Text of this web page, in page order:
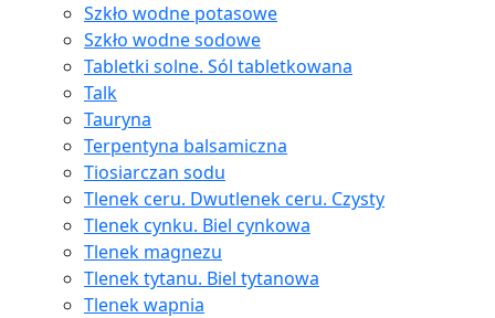
Szkło wodne potasowe
Szkło wodne sodowe
Tabletki solne. Sól tabletkowana
Talk
Tauryna
Terpentyna balsamiczna
Tiosiarczan sodu
Tlenek ceru. Dwutlenek ceru. Czysty
Tlenek cynku. Biel cynkowa
Tlenek magnezu
Tlenek tytanu. Biel tytanowa
Tlenek wapnia